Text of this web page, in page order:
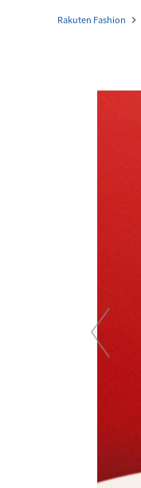
Rakuten Fashion navigate_next